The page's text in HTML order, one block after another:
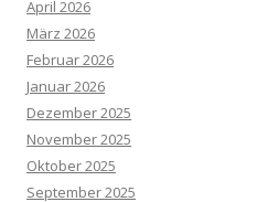
April 2026
März 2026
Februar 2026
Januar 2026
Dezember 2025
November 2025
Oktober 2025
September 2025